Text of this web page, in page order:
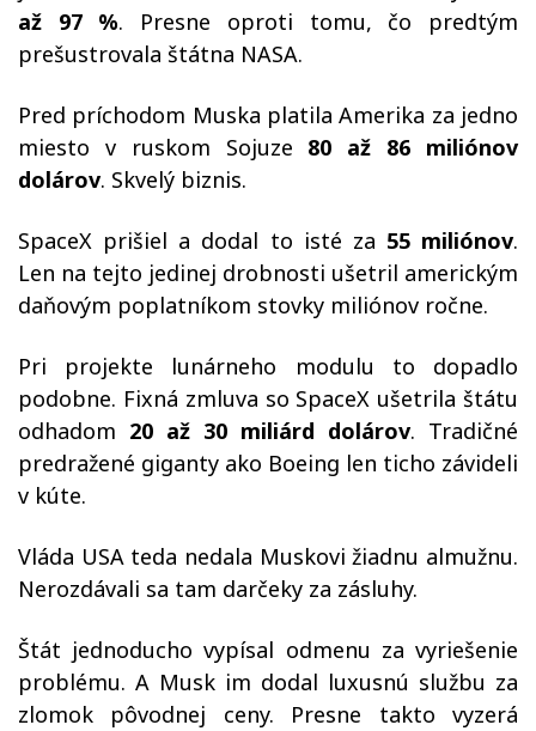
až 97 %. Presne oproti tomu, čo predtým
prešustrovala štátna NASA.
Pred príchodom Muska platila Amerika za jedno
miesto v ruskom Sojuze 80 až 86 miliónov
dolárov. Skvelý biznis.
SpaceX prišiel a dodal to isté za 55 miliónov.
Len na tejto jedinej drobnosti ušetril americkým
daňovým poplatníkom stovky miliónov ročne.
Pri projekte lunárneho modulu to dopadlo
podobne. Fixná zmluva so SpaceX ušetrila štátu
odhadom 20 až 30 miliárd dolárov. Tradičné
predražené giganty ako Boeing len ticho závideli
v kúte.
Vláda USA teda nedala Muskovi žiadnu almužnu.
Nerozdávali sa tam darčeky za zásluhy.
Štát jednoducho vypísal odmenu za vyriešenie
problému. A Musk im dodal luxusnú službu za
zlomok pôvodnej ceny. Presne takto vyzerá